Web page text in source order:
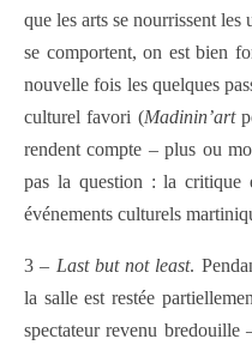
que les arts se nourrissent
se comportent, on est bien
nouvelle fois les quelques
culturel favori (Madinin’art
rendent compte – plus ou
pas la question : la critique
événements culturels
3 – Last but not least.
la salle est restée
spectateur revenu bredouille